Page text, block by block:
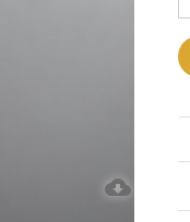
cloud_download